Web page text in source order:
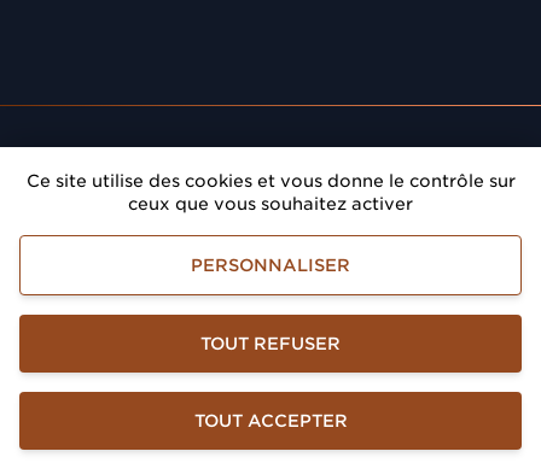
Ce site utilise des cookies et vous donne le contrôle sur
ceux que vous souhaitez activer
TOUT ACCEPTER
TOUT REFUSER
PERSONNALISER
dans le Golfe de Saint-Tropez
Golfe de Saint-Tropez Développement
Mentions légales
Gestion des informations personnelles
Haut de page